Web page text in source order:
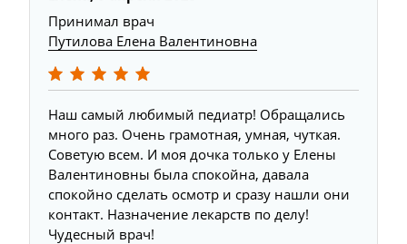
Принимал врач
Путилова Елена Валентиновна
Наш самый любимый педиатр! Обращались
много раз. Очень грамотная, умная, чуткая.
Советую всем. И моя дочка только у Елены
Валентиновны была спокойна, давала
спокойно сделать осмотр и сразу нашли они
контакт. Назначение лекарств по делу!
Чудесный врач!